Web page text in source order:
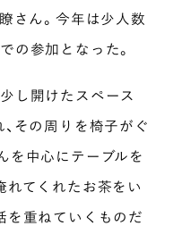
さん。今年は少人数
の参加となった。
し開けたスペース
その周りを椅子がぐ
を中心にテーブルを
れてくれたお茶をい
を重ねていくものだ